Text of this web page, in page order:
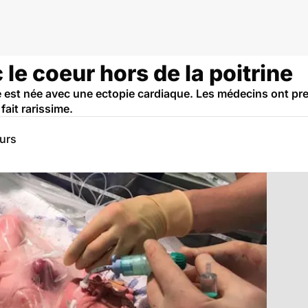
le coeur hors de la poitrine
née avec une ectopie cardiaque. Les médecins ont
rarissime.